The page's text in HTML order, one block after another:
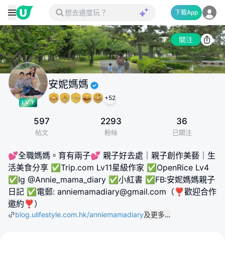
下載App
關注
安妮媽媽
+52
597
帖文
2293
粉絲
36
已關注
💕全職媽媽。育有兩子💕 親子好去處｜親子創作美藝｜生
活美食分享 ✅Trip.com Lv11星級作家 ✅OpenRice Lv4
✅Ig @Annie_mama_diary ✅小紅書 ✅FB:安妮媽媽親子
日記 ✅電郵: anniemamadiary@gmail.com（❣️歡迎合作
邀約❣️）
blog.ulifestyle.com.hk/anniemamadiary及更多…